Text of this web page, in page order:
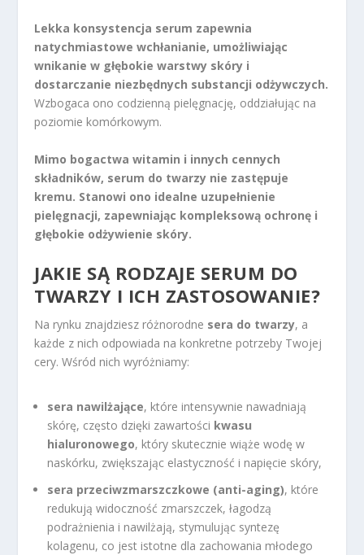
Lekka konsystencja serum zapewnia
natychmiastowe wchłanianie, umożliwiając
wnikanie w głębokie warstwy skóry i
dostarczanie niezbędnych substancji odżywczych.
Wzbogaca ono codzienną pielęgnację, oddziałując na
poziomie komórkowym.
Mimo bogactwa witamin i innych cennych
składników, serum do twarzy nie zastępuje
kremu. Stanowi ono idealne uzupełnienie
pielęgnacji, zapewniając kompleksową ochronę i
głębokie odżywienie skóry.
JAKIE SĄ RODZAJE SERUM DO
TWARZY I ICH ZASTOSOWANIE?
Na rynku znajdziesz różnorodne sera do twarzy, a
każde z nich odpowiada na konkretne potrzeby Twojej
cery. Wśród nich wyróżniamy:
sera nawilżające, które intensywnie nawadniają
skórę, często dzięki zawartości kwasu
hialuronowego, który skutecznie wiąże wodę w
naskórku, zwiększając elastyczność i napięcie skóry,
sera przeciwzmarszczkowe (anti-aging), które
redukują widoczność zmarszczek, łagodzą
podrażnienia i nawilżają, stymulując syntezę
kolagenu, co jest istotne dla zachowania młodego